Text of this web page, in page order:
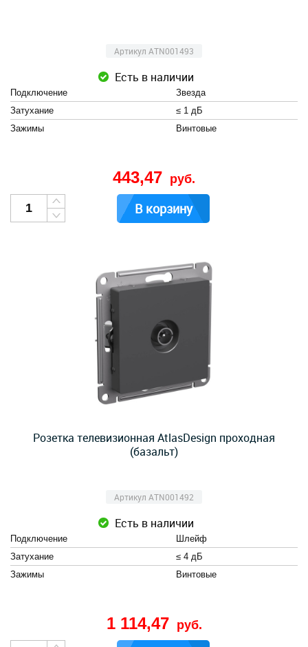
Артикул ATN001493
Есть в наличии
Подключение
Звезда
Затухание
≤ 1 дБ
Зажимы
Винтовые
443,47 руб.
В корзину
Розетка телевизионная AtlasDesign проходная
(базальт)
Артикул ATN001492
Есть в наличии
Подключение
Шлейф
Затухание
≤ 4 дБ
Зажимы
Винтовые
1 114,47 руб.